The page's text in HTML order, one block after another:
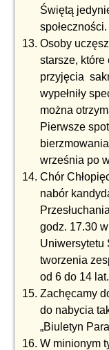
Świętą
społeczności.
Osoby
starsze,
przyjęcia
wypełniły
można
Pierwsze
września po
Chór
nabór
godz. 17.30
Uniwersytetu
tworzenia
od 6 do 14 lat.
Zachęcamy
do nabycia
„Biuletyn
W minionym